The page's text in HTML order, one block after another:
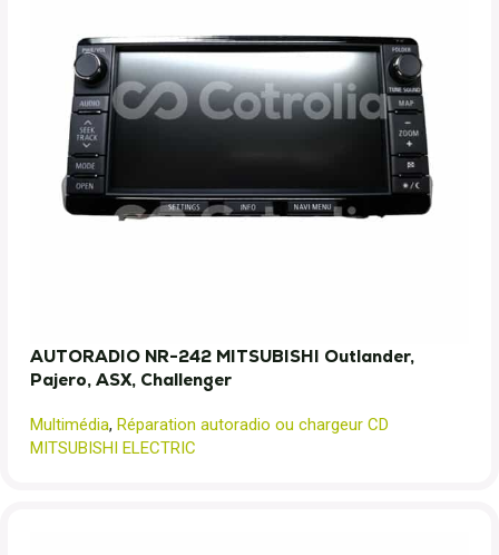
AUTORADIO NR-242 MITSUBISHI Outlander,
Pajero, ASX, Challenger
Multimédia, Réparation autoradio ou chargeur CD
MITSUBISHI ELECTRIC